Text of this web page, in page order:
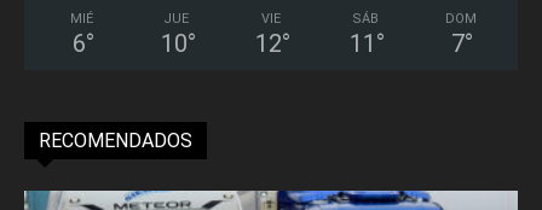
MIÉ
6°
JUE
10°
VIE
12°
SÁB
11 °
DOM
7°
RECOMENDADOS